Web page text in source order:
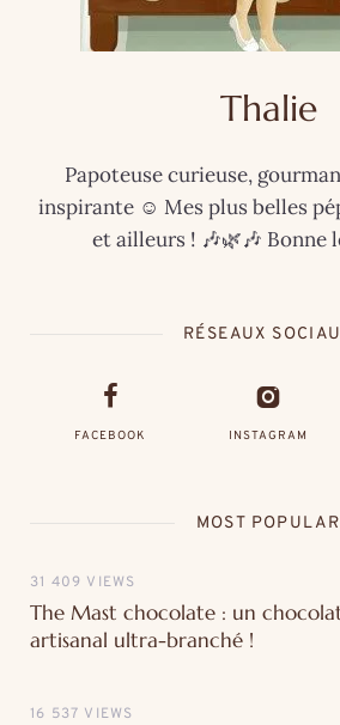
Thalie
Papoteuse curieuse,
inspirante ☺️ Mes plus belles
et ailleurs ! 🎶🌿🎶 Bonne
RÉSEAUX
FACEBOOK INSTAGRAM
MOST POPULAR
31 409 VIEWS
The Mast chocolate : un
artisanal ultra-branché !
16 537 VIEWS